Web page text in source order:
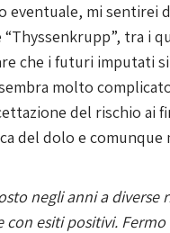
mi
tra i
che i futuri imputati
molto
del rischio ai
dolo e
negli anni a
esiti positivi.